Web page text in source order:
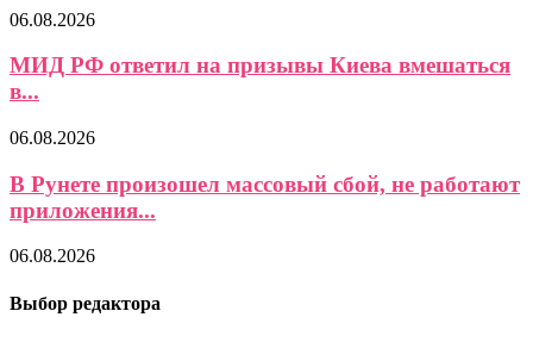
06.08.2026
МИД РФ ответил на призывы Киева вмешаться
в...
06.08.2026
В Рунете произошел массовый сбой, не работают
приложения...
06.08.2026
Выбор редактора